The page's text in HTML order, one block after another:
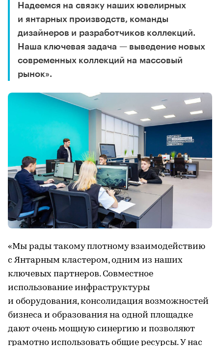
Надеемся на связку наших ювелирных
и янтарных производств, команды
дизайнеров и разработчиков коллекций.
Наша ключевая задача — выведение новых
современных коллекций на массовый
рынок».
«Мы рады такому плотному взаимодействию
с Янтарным кластером, одним из наших
ключевых партнеров. Совместное
использование инфраструктуры
и оборудования, консолидация возможностей
бизнеса и образования на одной площадке
дают очень мощную синергию и позволяют
грамотно использовать общие ресурсы. У нас